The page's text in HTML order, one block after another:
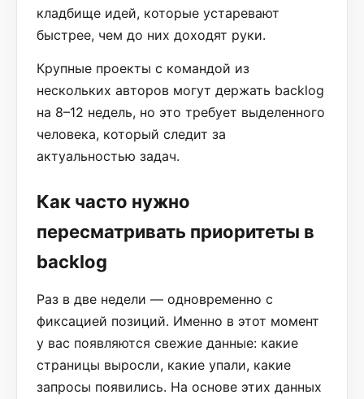
кладбище идей, которые устаревают
быстрее, чем до них доходят руки.
Крупные проекты с командой из
нескольких авторов могут держать backlog
на 8–12 недель, но это требует выделенного
человека, который следит за
актуальностью задач.
Как часто нужно
пересматривать приоритеты в
backlog
Раз в две недели — одновременно с
фиксацией позиций. Именно в этот момент
у вас появляются свежие данные: какие
страницы выросли, какие упали, какие
запросы появились. На основе этих данных